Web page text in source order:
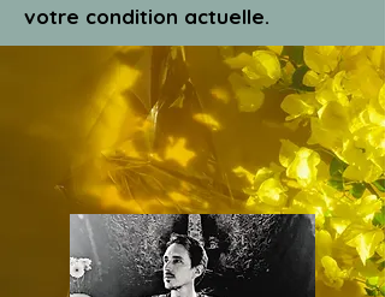
votre condition actuelle.